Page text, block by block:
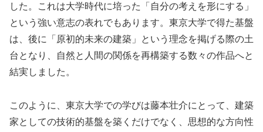
した。これは大学時代に培った「自分の考えを形にする」
という強い意志の表れでもあります。東京大学で得た基盤
は、後に「原初的未来の建築」という理念を掲げる際の土
台となり、自然と人間の関係を再構築する数々の作品へと
結実しました。
このように、東京大学での学びは藤本壮介にとって、建築
家としての技術的基盤を築くだけでなく、思想的な方向性